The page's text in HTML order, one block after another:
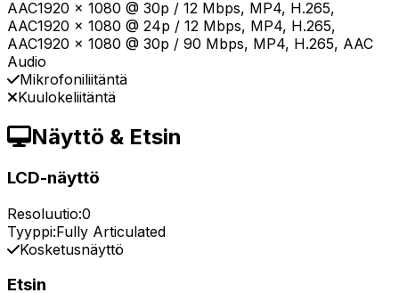
AAC1920 x 1080 @ 30p / 12 Mbps, MP4, H.265,
AAC1920 x 1080 @ 24p / 12 Mbps, MP4, H.265,
AAC1920 x 1080 @ 30p / 90 Mbps, MP4, H.265, AAC
Audio
Mikrofoniliitäntä
Kuulokeliitäntä
Näyttö & Etsin
LCD-näyttö
Resoluutio:0
Tyyppi:Fully Articulated
Kosketusnäyttö
Etsin